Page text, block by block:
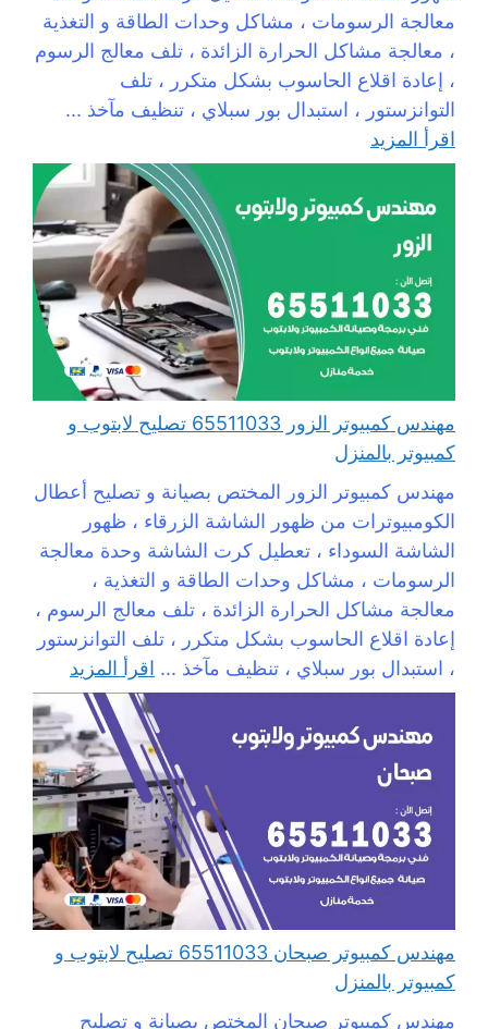
معالجة الرسومات ، مشاكل وحدات الطاقة و التغذية
، معالجة مشاكل الحرارة الزائدة ، تلف معالج الرسوم
، إعادة اقلاع الحاسوب بشكل متكرر ، تلف
التوانزستور ، استبدال بور سبلاي ، تنظيف مآخذ ...
اقرأ المزيد
مهندس كمبيوتر الزور 65511033 تصليح لابتوب و
كمبيوتر بالمنزل
مهندس كمبيوتر الزور المختص بصيانة و تصليح أعطال
الكومبيوترات من ظهور الشاشة الزرقاء ، ظهور
الشاشة السوداء ، تعطيل كرت الشاشة وحدة معالجة
الرسومات ، مشاكل وحدات الطاقة و التغذية ،
معالجة مشاكل الحرارة الزائدة ، تلف معالج الرسوم ،
إعادة اقلاع الحاسوب بشكل متكرر ، تلف التوانزستور
، استبدال بور سبلاي ، تنظيف مآخذ ... اقرأ المزيد
مهندس كمبيوتر صبحان 65511033 تصليح لابتوب و
كمبيوتر بالمنزل
مهندس كمبيوتر صبحان المختص بصيانة و تصليح